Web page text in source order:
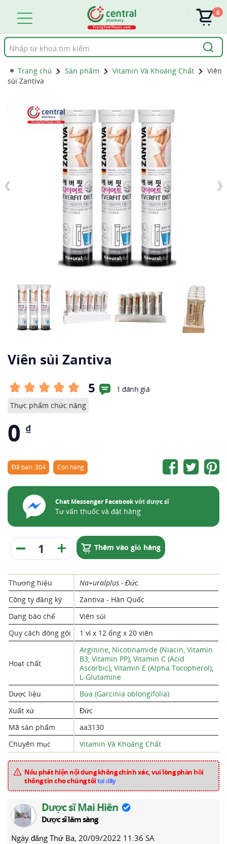
Tìm
kiếm
0
Trang chủ Sản phẩm Vitamin Và Khoáng Chất
Viên
sủi Zantiva
❮ ❯
Viên sủi Zantiva
5
1 đánh giá
Thực phẩm chức năng
0 ₫
Đã bán: 304 Còn hàng
Chat Messenger Facebook với dược sĩ
Tư vấn thuốc và đặt hàng
Thêm vào giỏ hàng
Thương hiệu
Na+uralplus - Đức.
Công ty đăng ký
Zantiva - Hàn Quốc
Dạng bào chế
Viên sủi
Quy cách đóng gói
1 vỉ x 12 ống x 20 viên
Hoạt chất
Arginine, Nicotinamide (Niacin, Vitamin
B3, Vitamin PP), Vitamin C (Acid
Ascorbic), Vitamin E (Alpha Tocopherol),
L-Glutamine
Dược liệu
Bứa (Garcinia oblongifolia)
Xuất xứ
Đức
Mã sản phẩm
aa3130
Chuyên mục
Vitamin Và Khoáng Chất
Nếu phát hiện nội dung không chính xác, vui lòng phản hồi
thông tin cho chúng tôitại đây
Dược sĩ Mai Hiên
Dược sĩ lâm sàng
Ngày đăng Thứ Ba, 20/09/2022 11:36 SA